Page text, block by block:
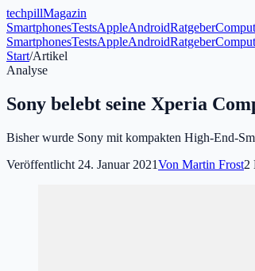
techpillMagazin
SmartphonesTestsAppleAndroidRatgeber
SmartphonesTestsAppleAndroidRatgeber
Start/Artikel
Analyse
Sony belebt seine Xperia
Bisher wurde Sony mit kompakten High-End-
Veröffentlicht 24. Januar 2021Von Martin Frost2